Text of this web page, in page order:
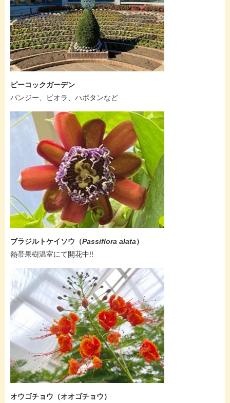
ピーコックガーデン
​パンジー、ビオラ、ハボタンなど
ブラジルトケイソウ （Passiflora alata）
​熱帯果樹温室にて開花中!!
オウゴチョウ（オオゴチョウ）